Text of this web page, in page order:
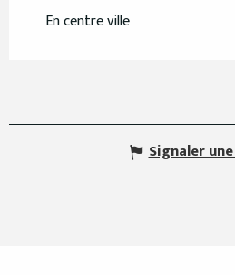
En centre ville
Signaler